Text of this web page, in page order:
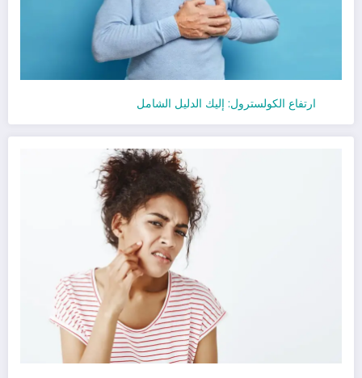
ارتفاع الكولسترول: إليك الدليل الشامل